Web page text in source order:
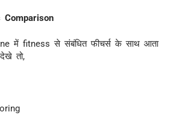
Comparison
में fitness से संबंधित फीचर्स के साथ आता
तो,